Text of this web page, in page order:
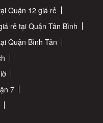
Quận 12 giá rẻ
rẻ tại Quận Tân Bình
Quận Bình Tân
7